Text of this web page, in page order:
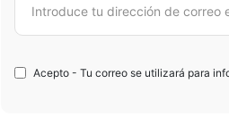
Acepto - Tu correo se utilizará para